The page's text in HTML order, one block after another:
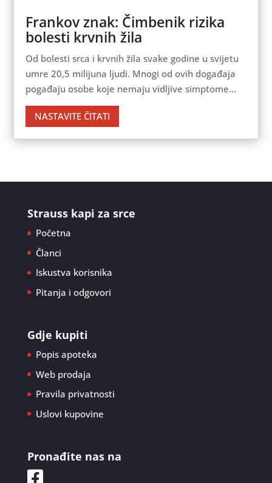
Frankov znak: Čimbenik rizika
bolesti krvnih žila
Od bolesti srca i krvnih žila svake godine u svijetu
umre 20,5 milijuna ljudi. Mnogi od ovih događaja
pogađaju osobe koje nemaju vidljive simptome...
NASTAVITE ČITATI
Strauss kapi za srce
Početna
Članci
Iskustva korisnika
Pitanja i odgovori
Gdje kupiti
Popis apoteka
Web prodaja
Pravila privatnosti
Uslovi kupovine
Pronađite nas na